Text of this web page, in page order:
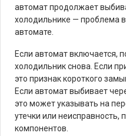
автомат продолжает
холодильнике — проблема
автомате.
Если автомат включается,
холодильник снова. Если
это признак короткого
Если автомат выбивает
это может указывать на
утечки или
компонентов.